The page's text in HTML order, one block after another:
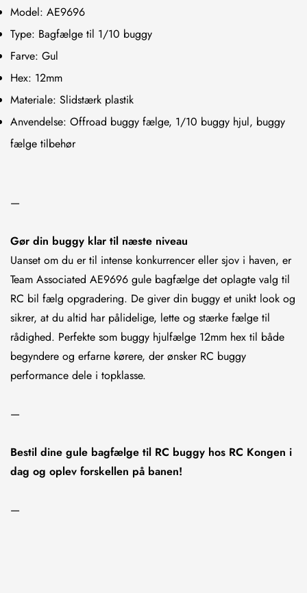
Model: AE9696
Type: Bagfælge til 1/10 buggy
Farve: Gul
Hex: 12mm
Materiale: Slidstærk plastik
Anvendelse: Offroad buggy fælge, 1/10 buggy hjul, buggy
fælge tilbehør
—
Gør din buggy klar til næste niveau
Uanset om du er til intense konkurrencer eller sjov i haven, er
Team Associated AE9696 gule bagfælge det oplagte valg til
RC bil fælg opgradering. De giver din buggy et unikt look og
sikrer, at du altid har pålidelige, lette og stærke fælge til
rådighed. Perfekte som buggy hjulfælge 12mm hex til både
begyndere og erfarne kørere, der ønsker RC buggy
performance dele i topklasse.
—
Bestil dine gule bagfælge til RC buggy hos RC Kongen i
dag og oplev forskellen på banen!
—
Are you 18 years old or older?